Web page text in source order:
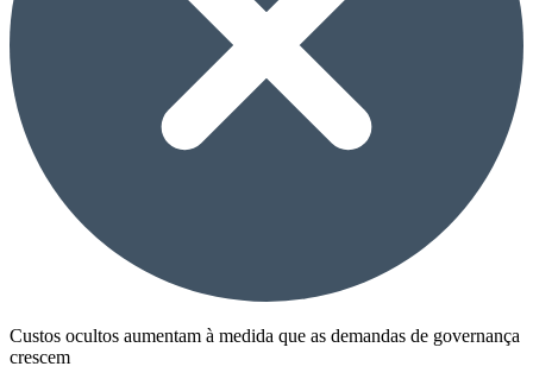
Custos ocultos aumentam à medida que as demandas de governança
crescem